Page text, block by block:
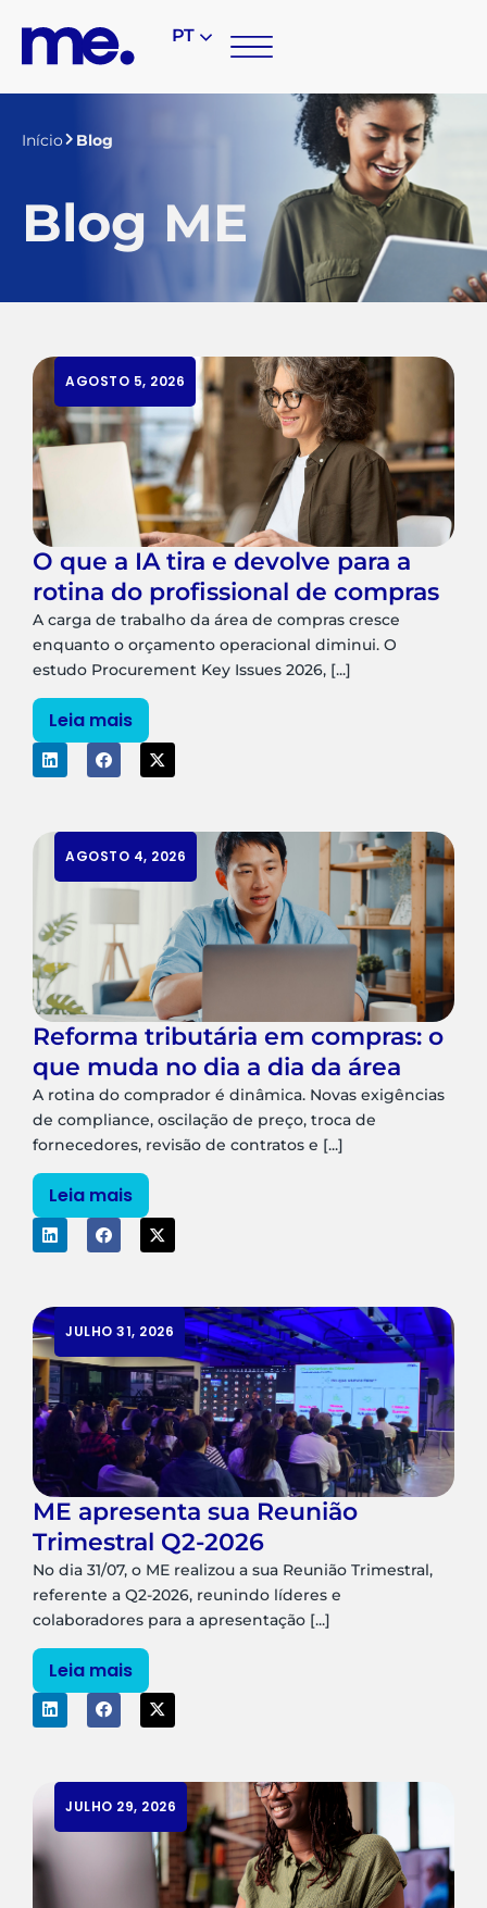
PT
Início Blog
Blog ME
AGOSTO 5, 2026
O que a IA tira e devolve para a
rotina do profissional de compras
A carga de trabalho da área de compras cresce
enquanto o orçamento operacional diminui. O
estudo Procurement Key Issues 2026, [...]
Leia mais
AGOSTO 4, 2026
Reforma tributária em compras: o
que muda no dia a dia da área
A rotina do comprador é dinâmica. Novas exigências
de compliance, oscilação de preço, troca de
fornecedores, revisão de contratos e [...]
Leia mais
JULHO 31, 2026
ME apresenta sua Reunião
Trimestral Q2-2026
No dia 31/07, o ME realizou a sua Reunião Trimestral,
referente a Q2-2026, reunindo líderes e
colaboradores para a apresentação [...]
Leia mais
JULHO 29, 2026